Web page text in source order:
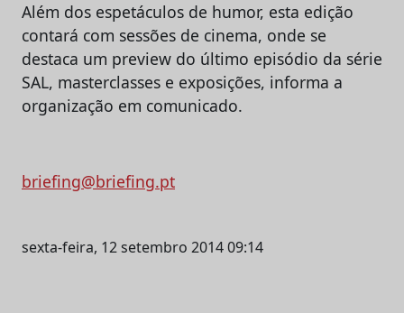
Além dos espetáculos de humor, esta edição
contará com sessões de cinema, onde se
destaca um preview do último episódio da série
SAL, masterclasses e exposições, informa a
organização em comunicado.
briefing@briefing.pt
sexta-feira, 12 setembro 2014 09:14